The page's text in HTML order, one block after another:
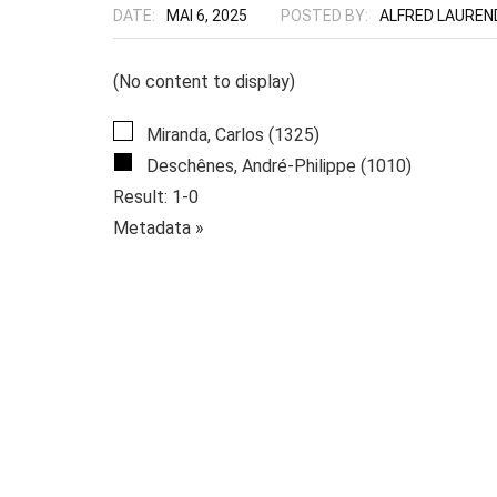
DATE: MAI 6, 2025 POSTED BY: ALFRED
(No content to display)
Miranda, Carlos (1325)
Deschênes, André-Philippe (1010)
Result: 1-0
Metadata »